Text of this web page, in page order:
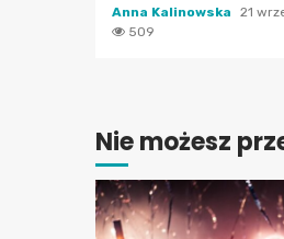
Anna Kalinowska
21
509
Nie możesz